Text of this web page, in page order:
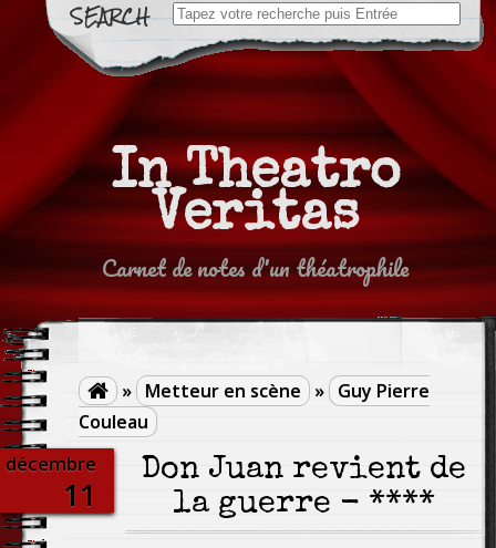
Search
for:
In Theatro
Veritas
Carnet de notes d'un théatrophile
 » Metteur en scène » Guy Pierre
Couleau
décembre
11
Don Juan revient de
la guerre - ****